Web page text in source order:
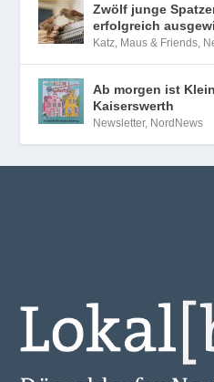
Zwölf junge
erfolgreich
Katz, Maus & Friends
Ab morgen ist
Kaiserswerth
Newsletter, NordNews